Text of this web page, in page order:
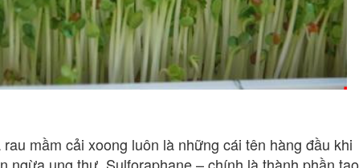
mầm cải xoong luôn là những cái tên hàng đầu khi